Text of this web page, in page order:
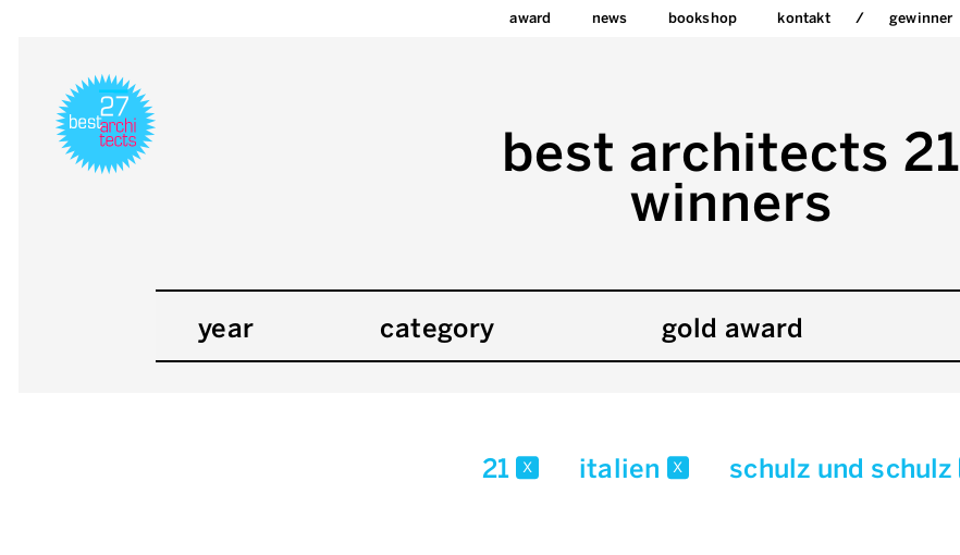
award news bookshop kontakt gewinner
best architects 21
winners
year category gold award
21 x italien x schulz und schulz